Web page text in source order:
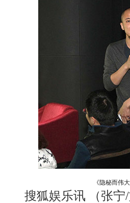
《隐秘而伟
搜狐娱乐讯 （张宁/